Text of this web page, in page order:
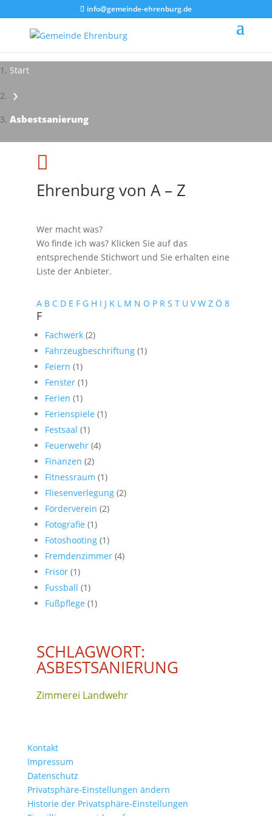
info@gemeinde-ehrenburg.de
Start
›
Asbestsanierung
Impressionen - Mareike Kranz

Ehrenburg von A – Z
Wer macht was?
Wo finde ich was? Klicken Sie auf das
entsprechende Stichwort und Sie erhalten eine
Liste der Anbieter.
A B C D E F G H I J K L M N O P R S T U V W Z Ö 8
F
Fachwerk (2)
Fahrzeugbeschriftung (1)
Feiern (1)
Fenster (1)
Ferien (1)
Ferienspiele (1)
Festsaal (1)
Feuerwehr (4)
Finanzen (2)
Fitnessraum (1)
Fliesenverlegung (2)
Förderverein (2)
Fotografie (1)
Fotoshooting (1)
Fremdenzimmer (4)
Frisör (1)
Fussball (1)
Fußpflege (1)
SCHLAGWORT:
ASBESTSANIERUNG
Zimmerei Landwehr
Kontakt
Impressum
Datenschutz
Privatsphäre-Einstellungen ändern
Historie der Privatsphäre-Einstellungen